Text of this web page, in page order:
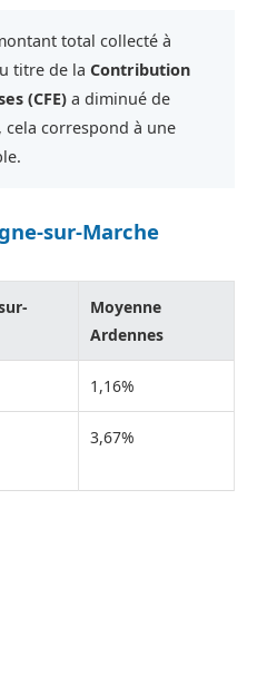
total collecté à
titre de la Contribution
(CFE) a diminué de
cela correspond à une
sur-Marche
Moyenne
Ardennes
1,16%
3,67%